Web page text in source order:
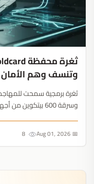
وتنسف وهم
ثغرة برمجية سمحت
وسرقة 600
📅 Aug 01, 2026